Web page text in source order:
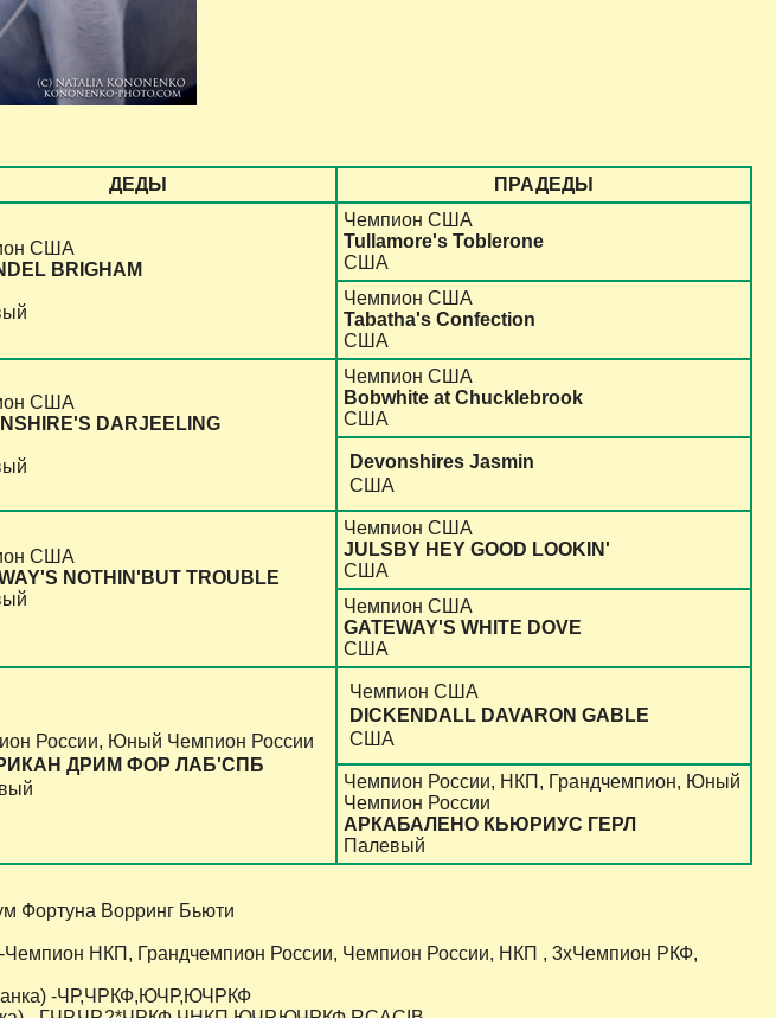
ДЕДЫ ПРАДЕДЫ
США
BRIGHAM
Чемпион США
Tullamore's Toblerone
США
Чемпион США
Tabatha's Confection
США
США
DARJEELING
Чемпион США
Bobwhite at Chucklebrook
США
Devonshires Jasmin
США
США
NOTHIN'BUT TROUBLE
Чемпион США
JULSBY HEY GOOD LOOKIN'
США
Чемпион США
GATEWAY'S WHITE DOVE
США
России, Юный Чемпион России
ДРИМ ФОР ЛАБ'СПБ
Чемпион США
DICKENDALL DAVARON GABLE
США
Чемпион России, НКП, Грандчемпион, Юный
Чемпион России
АРКАБАЛЕНО КЬЮРИУС ГЕРЛ
Палевый
Фортуна Ворринг Бьюти
НКП, Грандчемпион России, Чемпион России, НКП , 3хЧемпион РКФ,
-ЧР,ЧРКФ,ЮЧР,ЮЧРКФ